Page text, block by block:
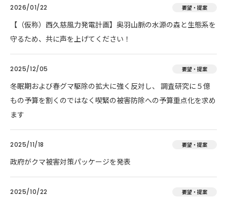
2026/01/22 要望・提案
【（仮称）西久慈風力発電計画】奥羽山脈の水源の森と生態系を
守るため、共に声を上げてください！
2025/12/05 要望・提案
冬眠期および春グマ駆除の拡大に強く反対し、 調査研究に５億
もの予算を割くのではなく喫緊の被害防除への予算重点化を求め
ます
2025/11/18 要望・提案
政府がクマ被害対策パッケージを発表
2025/10/22 要望・提案